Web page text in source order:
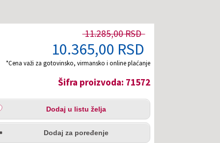
11.285,00 RSD
10.365,00 RSD
*Cena važi za gotovinsko, virmansko i online plaćanje
Šifra proizvoda: 71572
Dodaj u listu želja
Dodaj za poređenje